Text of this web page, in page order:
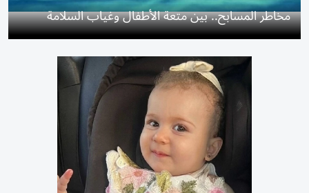
مخاطر المسابح.. بين متعة الأطفال وغياب السلامة